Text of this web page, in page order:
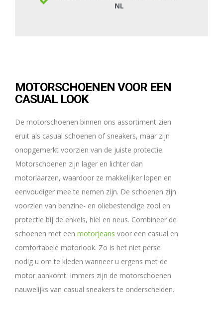
NL
MOTORSCHOENEN VOOR EEN
CASUAL LOOK
De motorschoenen binnen ons assortiment zien
eruit als casual schoenen of sneakers, maar zijn
onopgemerkt voorzien van de juiste protectie.
Motorschoenen zijn lager en lichter dan
motorlaarzen, waardoor ze makkelijker lopen en
eenvoudiger mee te nemen zijn. De schoenen zijn
voorzien van benzine- en oliebestendige zool en
protectie bij de enkels, hiel en neus. Combineer de
schoenen met een motorjeans voor een casual en
comfortabele motorlook. Zo is het niet perse
nodig u om te kleden wanneer u ergens met de
motor aankomt. Immers zijn de motorschoenen
nauwelijks van casual sneakers te onderscheiden.